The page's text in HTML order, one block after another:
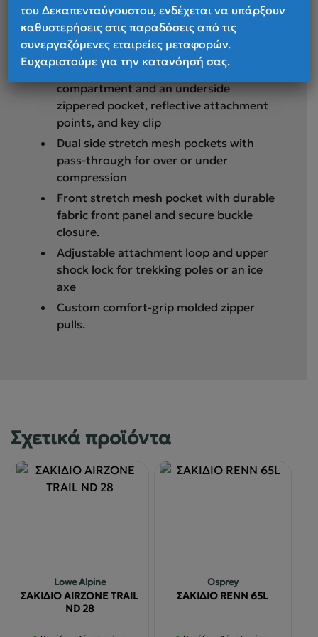
hydration hanger compatible with
Gregory's 3D Hydro reservoir (reservoir
not included)
Floating top pocket with zippered
compartment and an underside
zippered pocket, reflective attachment
points, and key clip
Dual side stretch mesh pockets with
pass-through for over or under
compression
Front stretch mesh pocket with durable
fabric front panel and secure buckle
closure.
Adjustable attachment loop and upper
shock lock for trekking poles or an ice
axe
Custom comfort-grip molded zipper
pulls.
Σχετικά προϊόντα
Lowe Alpine
ΣΑΚΙΔΙΟ AIRZONE TRAIL
ND 28
Osprey
ΣΑΚΙΔΙΟ RENN 65L
του Δεκαπενταύγουστου, ενδέχεται να υπάρξουν
καθυστερήσεις στις παραδόσεις από τις
συνεργαζόμενες εταιρείες μεταφορών.
Ευχαριστούμε για την κατανόησή σας.